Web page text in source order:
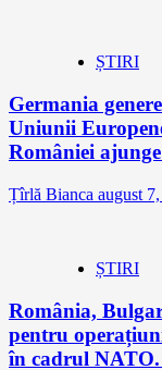
ȘTIRI
Germania
Uniunii
României
Țîrlă Bianca august
ȘTIRI
România,
pentru
în cadrul NATO.